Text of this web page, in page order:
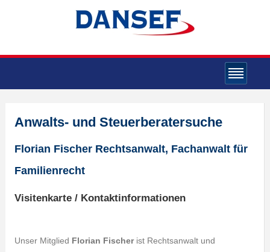
Anwalts- und Steuerberatersuche
Florian Fischer Rechtsanwalt, Fachanwalt für
Familienrecht
Visitenkarte / Kontaktinformationen
Unser Mitglied Florian Fischerist Rechtsanwalt und